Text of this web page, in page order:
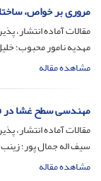
مروری بر خواص،
مقالات آماده انتشار،
مهدیه نامور محبوب؛
مشاهده مقاله
مهندسی سطح غشا در
مقالات آماده انتشار،
سیف اله جمال پور؛
مشاهده مقاله